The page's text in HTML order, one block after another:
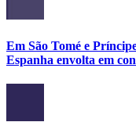
Em São Tomé e
Espanha envolta em